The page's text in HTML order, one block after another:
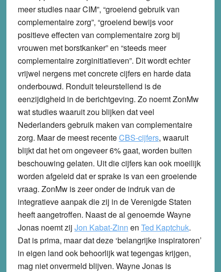
meer studies naar CIM”, “groeiend gebruik van
complementaire zorg”, “groeiend bewijs voor
positieve effecten van complementaire zorg bij
vrouwen met borstkanker” en “steeds meer
complementaire zorginitiatieven”. Dit wordt echter
vrijwel nergens met concrete cijfers en harde data
onderbouwd. Ronduit teleurstellend is de
eenzijdigheid in de berichtgeving. Zo noemt ZonMw
wat studies waaruit zou blijken dat veel
Nederlanders gebruik maken van complementaire
zorg. Maar de meest recenteCBS-cijfers, waaruit
blijkt dat het om ongeveer 6% gaat, worden buiten
beschouwing gelaten. Uit die cijfers kan ook moeilijk
worden afgeleid dat er sprake is van een groeiende
vraag. ZonMw is zeer onder de indruk van de
integratieve aanpak die zij in de Verenigde Staten
heeft aangetroffen. Naast de al genoemde Wayne
Jonas noemt zij Jon Kabat-Zinn en Ted Kaptchuk.
Dat is prima, maar dat deze ‘belangrijke inspiratoren’
in eigen land ook behoorlijk wat tegengas krijgen,
mag niet onvermeld blijven. Wayne Jonas is